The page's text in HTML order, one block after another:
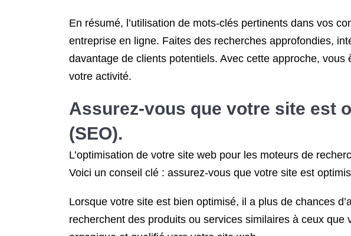
En résumé, l’utilisation de mots-clés pertinents dans vos
entreprise en ligne. Faites des recherches approfondies,
davantage de clients potentiels. Avec cette approche,
votre activité.
Assurez-vous que votre site est
(SEO).
L’optimisation de votre site web pour les moteurs de
Voici un conseil clé : assurez-vous que votre site est
Lorsque votre site est bien optimisé, il a plus de chances
recherchent des produits ou services similaires à ceux